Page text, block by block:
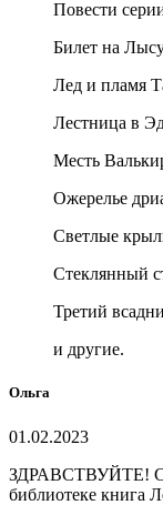
Повести
Билет на
Лед и пламя
Лестница в
Месть
Ожерелье
Светлые
Стеклянный
Третий
и другие.
Ольга
01.02.2023
ЗДРАВСТВУЙТЕ!
библиотеке книга